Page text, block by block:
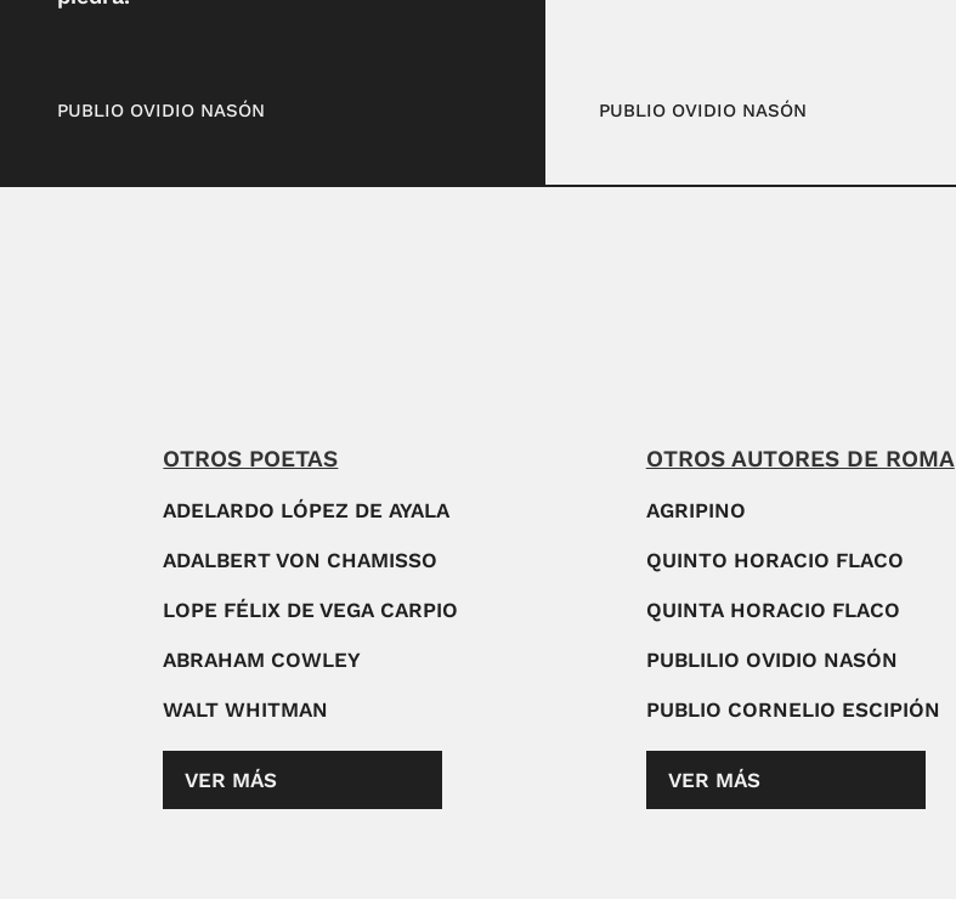
PUBLIO OVIDIO NASÓN PUBLIO OVIDIO NASÓN
OTROS POETAS
ADELARDO LÓPEZ DE AYALA
ADALBERT VON CHAMISSO
LOPE FÉLIX DE VEGA CARPIO
ABRAHAM COWLEY
WALT WHITMAN
VER MÁS
OTROS AUTORES DE ROMA
AGRIPINO
QUINTO HORACIO FLACO
QUINTA HORACIO FLACO
PUBLILIO OVIDIO NASÓN
PUBLIO CORNELIO ESCIPIÓN
VER MÁS